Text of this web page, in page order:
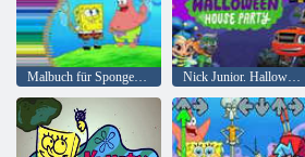
Malbuch für Spongebob Nick Junior. Halloween-Hausparty